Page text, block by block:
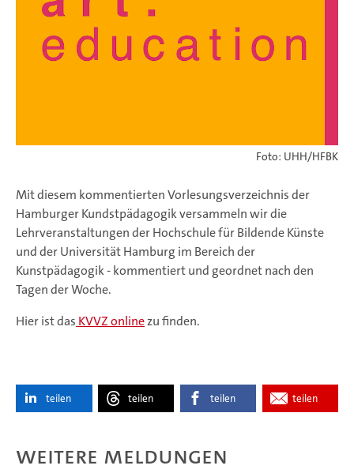
Foto: UHH/HFBK
Mit diesem kommentierten Vorlesungsverzeichnis der
Hamburger Kundstpädagogik versammeln wir die
Lehrveranstaltungen der Hochschule für Bildende Künste
und der Universität Hamburg im Bereich der
Kunstpädagogik - kommentiert und geordnet nach den
Tagen der Woche.
Hier ist das KVVZ onlinezu finden.
teilen teilen teilen teilen
Weitere Meldungen